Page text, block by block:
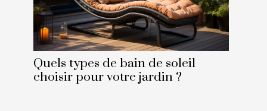
Quels types de bain de soleil
choisir pour votre jardin ?